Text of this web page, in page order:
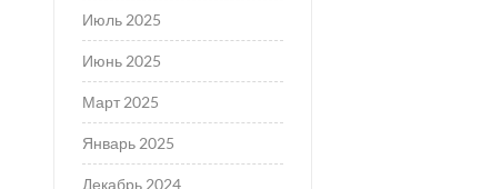
Июль 2025
Июнь 2025
Март 2025
Январь 2025
Декабрь 2024